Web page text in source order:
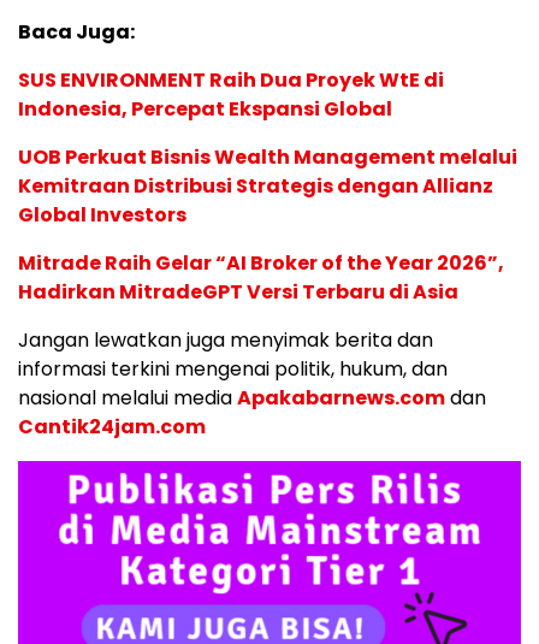
Baca Juga:
SUS ENVIRONMENT Raih Dua Proyek WtE di
Indonesia, Percepat Ekspansi Global
UOB Perkuat Bisnis Wealth Management melalui
Kemitraan Distribusi Strategis dengan Allianz
Global Investors
Mitrade Raih Gelar “AI Broker of the Year 2026”,
Hadirkan MitradeGPT Versi Terbaru di Asia
Jangan lewatkan juga menyimak berita dan
informasi terkini mengenai politik, hukum, dan
nasional melalui mediaApakabarnews.comdan
Cantik24jam.com